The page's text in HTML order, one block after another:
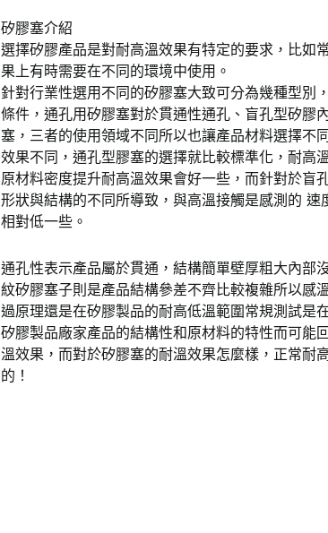
矽膠塞介紹
選擇矽膠產品是對耐高溫效果有特定的要求，比如
果上有時需要在不同的環境中使用。
針對行業性選用不同的矽膠塞大致可分為幾種型別
條件，通孔用矽膠塞對於貫通性通孔、盲孔型矽膠
塞，三者的使用領域不同所以也讓產品材料選擇不
效果不同，通孔型膠塞的選擇就比較標準化，耐高
原材料密度提升耐高溫效果會好一些，而針對於盲
形狀與結構的不同所導致，與高溫接觸是感測的 速
相對低一些。
通孔性表示產品屬於貫通，結構簡單壁厚粗大內部
紋矽膠塞子則是產品結構參差不齊比較複雜所以感
過原理還是在矽膠製品的耐高低溫範圍常規測試是
矽膠製品廠家產品的結構性和原材料的特性而可能
溫效果，而對於矽膠塞的耐溫效果怎麼樣，正常耐
的！